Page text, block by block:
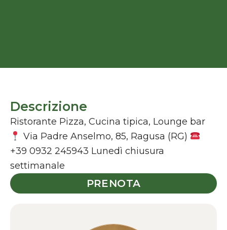
Descrizione
Ristorante Pizza, Cucina tipica, Lounge bar
Via Padre Anselmo, 85, Ragusa (RG)
+39 0932 245943 Lunedì chiusura
settimanale
PRENOTA